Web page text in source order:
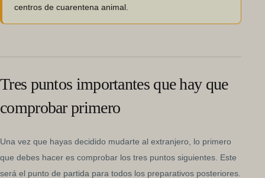
centros de cuarentena animal.
Tres puntos importantes que hay que
comprobar primero
Una vez que hayas decidido mudarte al extranjero, lo primero
que debes hacer es comprobar los tres puntos siguientes. Este
será el punto de partida para todos los preparativos posteriores.